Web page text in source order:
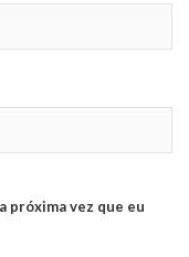
próxima vez que eu